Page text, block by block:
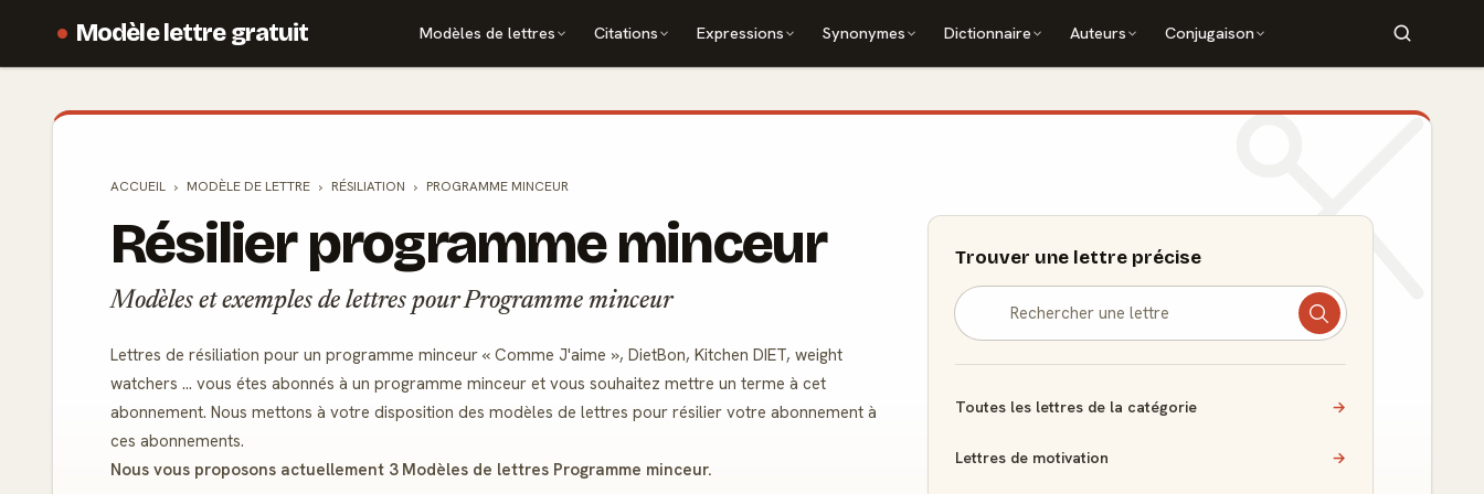
Modèle lettre gratuit Modèles de lettres Citations Expressions Synonymes Dictionnaire Auteurs Conjugaison
ACCUEIL MODÈLE DE LETTRE RÉSILIATION PROGRAMME MINCEUR
Résilier programme minceur
Modèles et exemples de lettres pour Programme minceur
Lettres de résiliation pour un programme minceur « Comme J'aime », DietBon, Kitchen DIET, weight
watchers ... vous étes abonnés à un programme minceur et vous souhaitez mettre un terme à cet
abonnement. Nous mettons à votre disposition des modèles de lettres pour résilier votre abonnement à
ces abonnements.
Nous vous proposons actuellement 3 Modèles de lettres Programme minceur.
Trouver une lettre précise
Toutes les lettres de la catégorie →
Lettres de motivation →